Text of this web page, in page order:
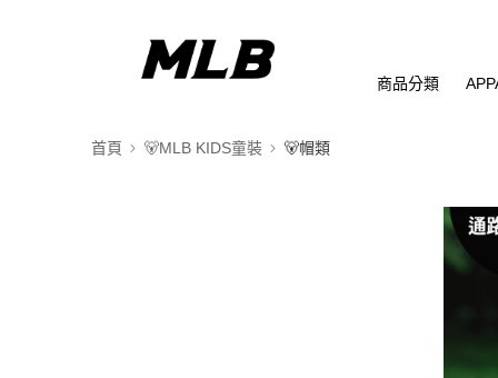
商品分類
首頁 🐻MLB KIDS童裝 🐻帽類